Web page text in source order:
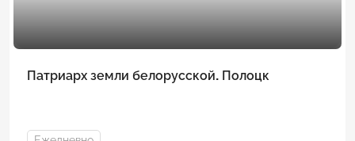
Патриарх земли белорусской. Полоцк